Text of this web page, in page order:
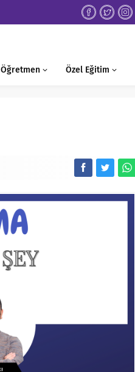
Öğretmen Özel Eğitim